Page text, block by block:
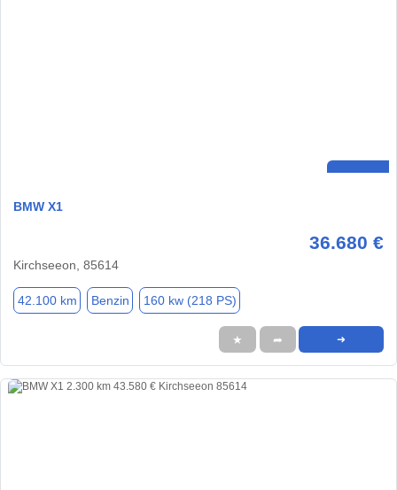
BMW X1
36.680 €
Kirchseeon, 85614
42.100 km Benzin 160 kw (218 PS)
★ ➦ ➜